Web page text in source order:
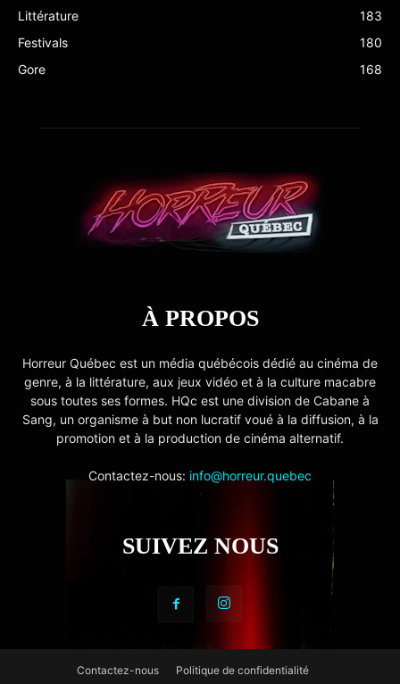
Littérature
183
Festivals
180
Gore
168
À PROPOS
Horreur Québec est un média québécois dédié au cinéma de
genre, à la littérature, aux jeux vidéo et à la culture macabre
sous toutes ses formes. HQc est une division de Cabane à
Sang, un organisme à but non lucratif voué à la diffusion, à la
promotion et à la production de cinéma alternatif.
Contactez-nous: info@horreur.quebec
SUIVEZ NOUS
Contactez-nous
Politique de confidentialité